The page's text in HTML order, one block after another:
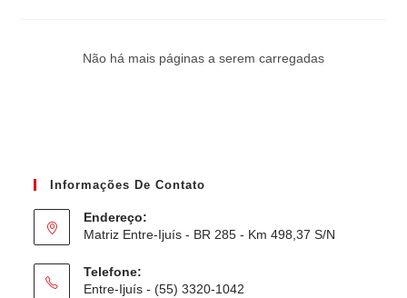
Não há mais páginas a serem carregadas
Informações De Contato
Endereço:
Matriz Entre-Ijuís - BR 285 - Km 498,37 S/N
Telefone:
Entre-Ijuís - (55) 3320-1042